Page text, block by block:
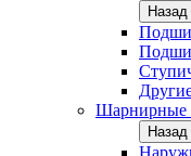
Назад
Шарнирные
Назад